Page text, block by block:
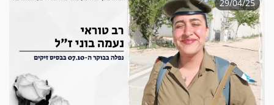
29/04/25